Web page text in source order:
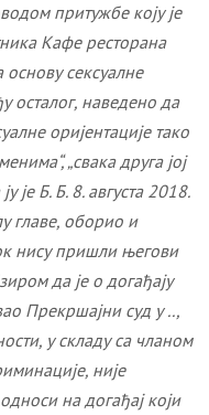
притужбе коју је
Кафе ресторана
сексуалне
осталог, наведено да
оријентацијетако
„свака друга јој
је Б. Б. 8. августа 2018.
главе, оборио и
нису пришли његови
да је о догађају
Прекршајни суд у ..,
у складу са чланом
није
на догађајкоји